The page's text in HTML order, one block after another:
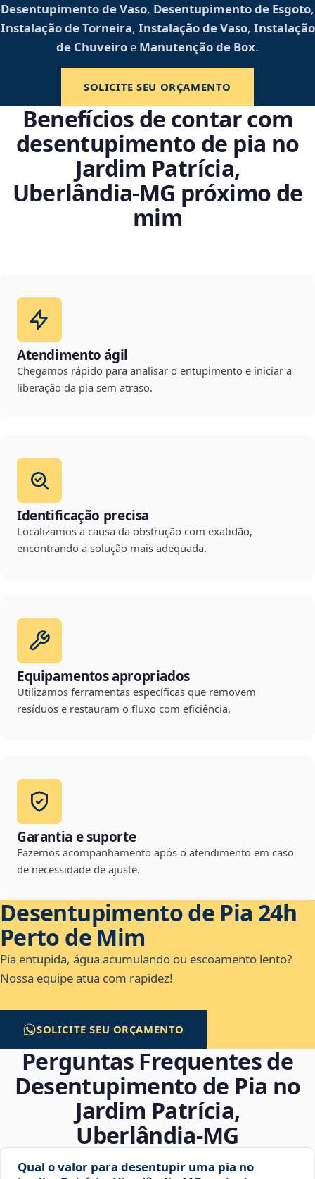
Desentupimento de Vaso, Desentupimento de Esgoto,
Instalação de Torneira, Instalação de Vaso, Instalação
de Chuveiro e Manutenção de Box.
SOLICITE SEU ORÇAMENTO
Benefícios de contar com
desentupimento de pia no
Jardim Patrícia,
Uberlândia‑MG próximo de
mim
Atendimento ágil
Chegamos rápido para analisar o entupimento e iniciar a
liberação da pia sem atraso.
Identificação precisa
Localizamos a causa da obstrução com exatidão,
encontrando a solução mais adequada.
Equipamentos apropriados
Utilizamos ferramentas específicas que removem
resíduos e restauram o fluxo com eficiência.
Garantia e suporte
Fazemos acompanhamento após o atendimento em caso
de necessidade de ajuste.
Desentupimento de Pia 24h
Perto de Mim
Pia entupida, água acumulando ou escoamento lento?
Nossa equipe atua com rapidez!
SOLICITE SEU ORÇAMENTO
Perguntas Frequentes de
Desentupimento de Pia no
Jardim Patrícia,
Uberlândia‑MG
Qual o valor para desentupir uma pia no